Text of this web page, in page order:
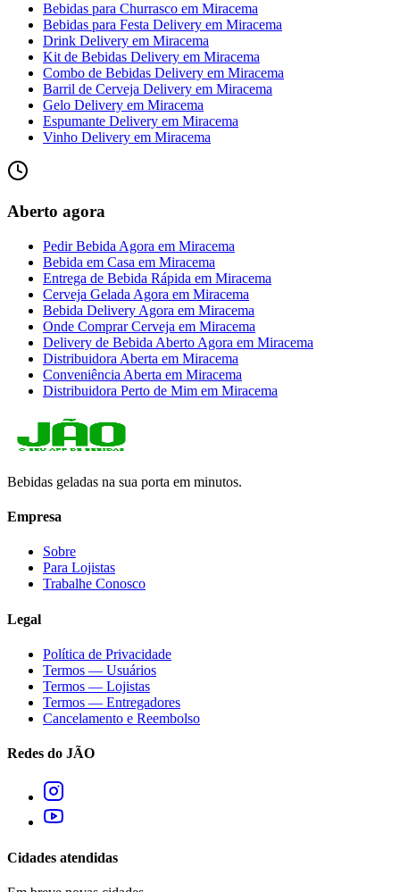
Bebidas para Churrasco em Miracema
Bebidas para Festa Delivery em Miracema
Drink Delivery em Miracema
Kit de Bebidas Delivery em Miracema
Combo de Bebidas Delivery em Miracema
Barril de Cerveja Delivery em Miracema
Gelo Delivery em Miracema
Espumante Delivery em Miracema
Vinho Delivery em Miracema
Aberto agora
Pedir Bebida Agora em Miracema
Bebida em Casa em Miracema
Entrega de Bebida Rápida em Miracema
Cerveja Gelada Agora em Miracema
Bebida Delivery Agora em Miracema
Onde Comprar Cerveja em Miracema
Delivery de Bebida Aberto Agora em Miracema
Distribuidora Aberta em Miracema
Conveniência Aberta em Miracema
Distribuidora Perto de Mim em Miracema
Bebidas geladas na sua porta em minutos.
Empresa
Sobre
Para Lojistas
Trabalhe Conosco
Legal
Política de Privacidade
Termos — Usuários
Termos — Lojistas
Termos — Entregadores
Cancelamento e Reembolso
Redes do JÃO
Cidades atendidas